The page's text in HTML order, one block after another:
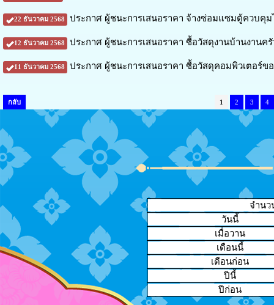
22 ธันวาคม 2568 ประกาศ ผู้ชนะการเสนอราคา จ้างซ่อมแซมตู้ควบ
12 ธันวาคม 2568 ประกาศ ผู้ชนะการเสนอราคา ซื้อวัสดุงานบ้านงานค
11 ธันวาคม 2568 ประกาศ ผู้ชนะการเสนอราคา ซื้อวัสดุคอมพิวเตอร์ข
กลับ 1 2 3 4
จำนว
วันนี้
เมื่อวาน
เดือนนี้
เดือนก่อน
ปีนี้
ปีก่อน